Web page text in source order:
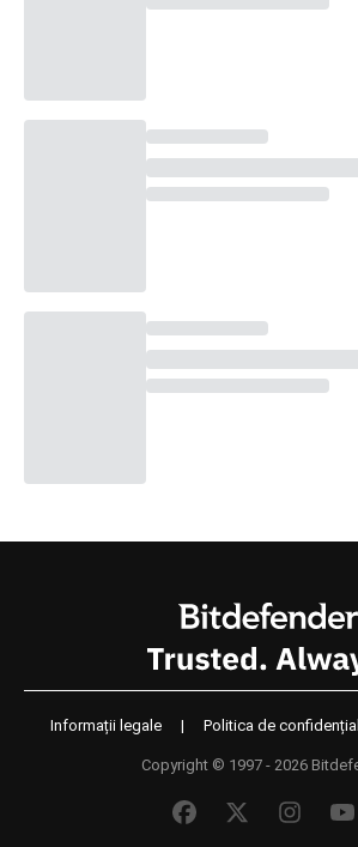
Informații legale | Politica de
Copyright © 1997 - 2026